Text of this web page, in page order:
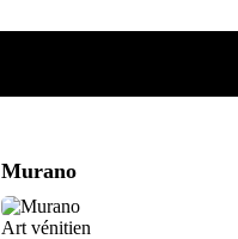
Murano
Art vénitien